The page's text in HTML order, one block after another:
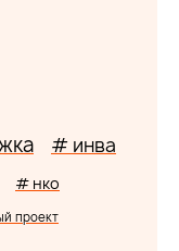
# инва
# нко
проект